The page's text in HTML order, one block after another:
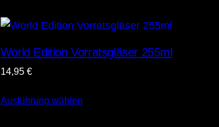
World Edition Vorratsgläser 255ml
14,95 €
Ausführung wählen